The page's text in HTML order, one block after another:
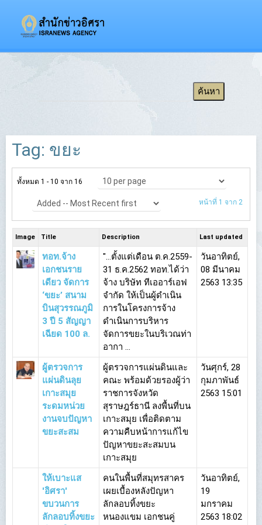
Tag: ขยะ
ทั้งหมด 1 - 10 จาก 16
หน้าที่ 1 จาก 2
Image Title Description Last updated
ทอท.จ้าง
เอกชนราย
เดียว จัดการ
‘ขยะ’ สนาม
บินสุวรรณภูมิ
3 ปี 5 สัญญา
เฉียด 100 ล.
"...ตั้งแต่เดือน ต.ค.2559-
31 ธ.ค.2562 ทอท.ได้ว่า
จ้าง บริษัท ทีเออาร์เอฟ
จำกัด ให้เป็นผู้ดำเนิน
การในโครงการจ้าง
ดำเนินการบริหาร
จัดการขยะในบริเวณท่า
อากา ...
วันอาทิตย์,
08 มีนาคม
2563 13:35
ผู้ตรวจการ
แผ่นดินลุย
เกาะสมุย
ระดมหน่วย
งานจบปัญหา
ขยะสะสม
ผู้ตรวจการแผ่นดินและ
คณะ พร้อมด้วยรองผู้ว่า
ราชการจังหวัด
สุราษฎร์ธานี ลงพื้นที่บน
เกาะสมุย เพื่อติดตาม
ความคืบหน้าการแก้ไข
ปัญหาขยะสะสมบน
เกาะสมุย
วันศุกร์, 28
กุมภาพันธ์
2563 15:01
ให้เบาะแส
'อิศรา'
ขบวนการ
ลักลอบทิ้งขยะ
คนในพื้นที่สมุทรสาคร
เผยเบื้องหลังปัญหา
ลักลอบทิ้งขยะ
หนองแขม เอกชนคู่
วันอาทิตย์,
19
มกราคม
2563 18:02